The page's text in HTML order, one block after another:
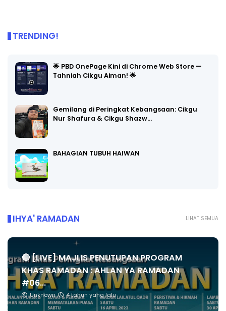
TRENDING!
🌟 PBD OnePage Kini di Chrome Web Store —
Tahniah Cikgu Aiman! 🌟
Gemilang di Peringkat Kebangsaan: Cikgu
Nur Shafura & Cikgu Shazw…
BAHAGIAN TUBUH HAIWAN
LIHAT SEMUA
IHYA' RAMADAN
🔴 [LIVE] MAJLIS PENUTUPAN PROGRAM
KHAS RAMADAN : AHLAN YA RAMADAN
#06...
Unknown 4 tahun yang lalu